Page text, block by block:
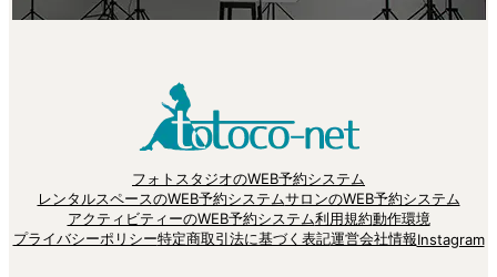
フォトスタジオのWEB予約システム
レンタルスペースのWEB予約システムサロンのWEB予約システム
アクティビティーのWEB予約システム利用規約動作環境
プライバシーポリシー特定商取引法に基づく表記運営会社情報Instagram